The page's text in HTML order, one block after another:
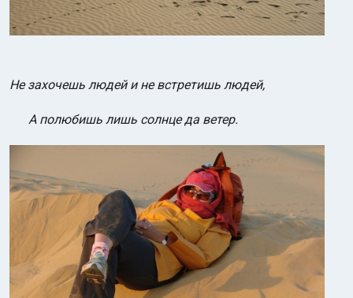
Не захочешь людей и не встретишь людей,
А полюбишь лишь солнце да ветер.